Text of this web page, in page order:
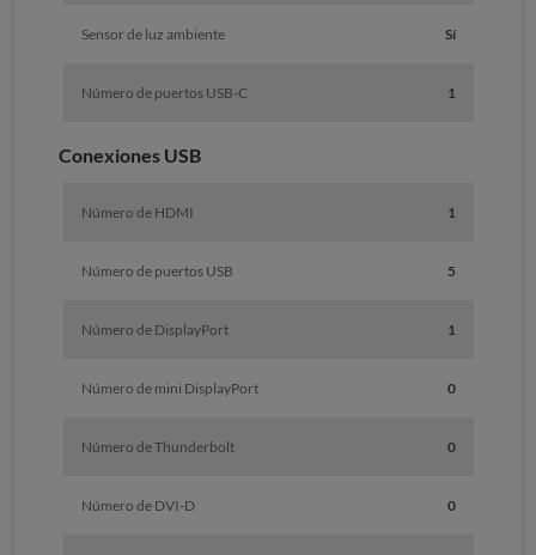
Sensor de luz ambiente Sí
Número de puertos USB-C 1
Conexiones USB
Número de HDMI 1
Número de puertos USB 5
Número de DisplayPort 1
Número de mini DisplayPort 0
Número de Thunderbolt 0
Número de DVI-D 0